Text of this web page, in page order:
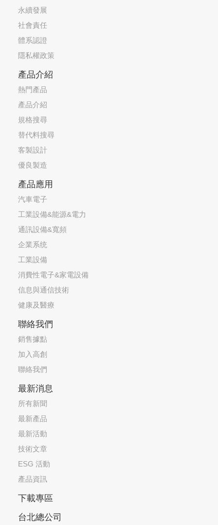
永續發展
社會責任
體系認證
隱私權政策
產品介紹
熱門產品
產品介紹
規格搜尋
替代料搜尋
客製設計
優良製造
產品應用
汽車電子
工業設備&能源&電力
通訊設備&寬頻
企業系统
工業設備
消費性電子&家電設備
信息與通信技術
健康及醫療
聯絡我們
銷售據點
加入高創
聯絡我們
最新消息
所有新聞
最新產品
最新活動
技術文章
ESG 活動
產品資訊
下載專區
台北總公司